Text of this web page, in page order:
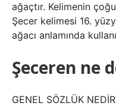
ağaçtır. Kelimenin
Şecer kelimesi 16.
ağacı anlamında
Şeceren ne
GENEL SÖZLÜK